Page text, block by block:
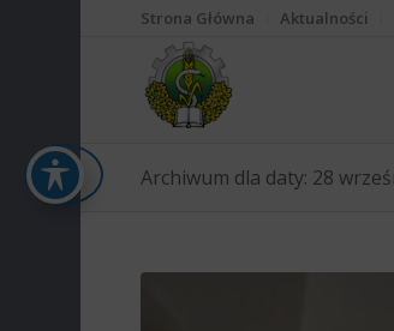
Strona Główna Aktualności
Archiwum dla daty: 28